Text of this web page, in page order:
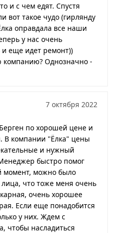
и с чем едят. Спустя
вот такое чудо (гирлянду
оправдала все наши
у нас очень
и еще идет ремонт))
компанию? Однозначно -
7 октября 2022
по хорошей цене и
В компании "Ёлка" цены
и нужный
быстро помог
момент, можно было
что тоже меня очень
очень хорошее
Если еще понадобится
у них. Ждем с
чтобы насладиться